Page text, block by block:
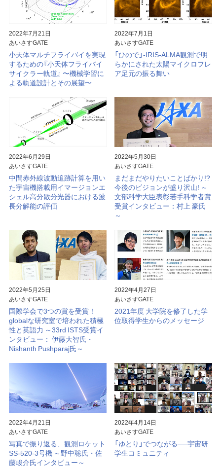
2022年7月21日
あいさすGATE
小天体マルチフライバイを実現
するための『小天体フライバイ
サイクラー軌道』 〜機械学習に
よる軌道設計とその展望〜
2022年7月1日
あいさすGATE
「ひので」-IRIS-ALMA観測で明
らかにされた太陽マイクロフレ
ア足元の振る舞い
2022年6月29日
あいさすGATE
中間赤外線波動追跡計算を用い
た宇宙機搭載用イマージョンエ
シェル高分散分光器における波
長分解能の評価
2022年5月30日
あいさすGATE
まだまだやりたいことばかり!?
今後のビジョンが盛り沢山! ～
文部科学大臣表彰若手科学者賞
受賞インタビュー：村上 豪氏
～
2022年5月25日
あいさすGATE
国際学会で3つの賞を受賞！
globalな研究室で培われた積極
性と英語力 ～33rd ISTS受賞イ
ンタビュー： 伊藤大智氏・
Nishanth Pushparaj氏～
2022年4月27日
あいさすGATE
2021年度 大学院を修了した学
位取得学生からのメッセージ
2022年4月21日
あいさすGATE
写真で振り返る、観測ロケット
SS-520-3号機 ～野中聡氏・佐
藤峻介氏インタビュー～
2022年4月14日
あいさすGATE
「ゆとり」でつながる──宇宙研
学生コミュニティ